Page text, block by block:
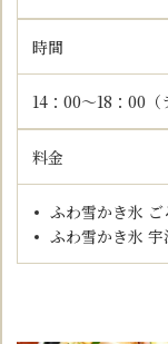
時間
14：00～18：00（
料金
ふわ雪かき氷
ふわ雪かき氷